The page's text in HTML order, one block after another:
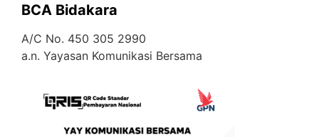
BCA Bidakara
A/C No. 450 305 2990
a.n. Yayasan Komunikasi Bersama